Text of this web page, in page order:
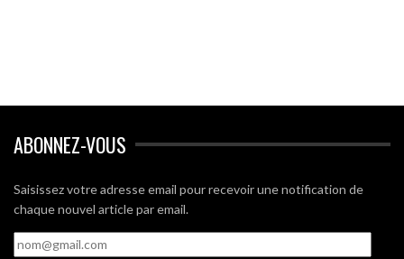
ABONNEZ-VOUS
Saisissez votre adresse email pour recevoir une notification de
chaque nouvel article par email.
nom@gmail.com